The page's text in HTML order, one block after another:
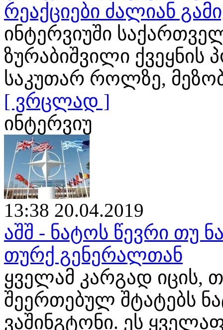
რეაქციები ძალიან
ინტერვიუში
ზურაბიშვილი ქვეყნის
საკუთარ როლზე,
[ ვრცლად ]
ინტერვიუ
13:38 20.04.2019
აშშ - ნატოს წევრი თუ
თურქ გენერალთან
ყველამ კარგად იცის,
შეერთებულ შტატებს
ვაშინგტონი. ეს